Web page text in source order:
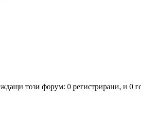
този форум: 0 регистрирани, и 0